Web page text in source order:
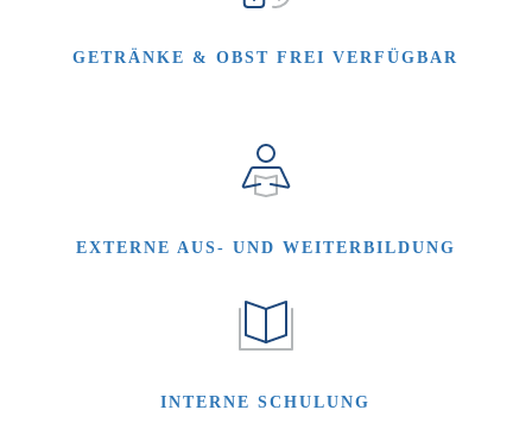
GETRÄNKE & OBST FREI VERFÜGBAR
EXTERNE AUS- UND WEITERBILDUNG
INTERNE SCHULUNG